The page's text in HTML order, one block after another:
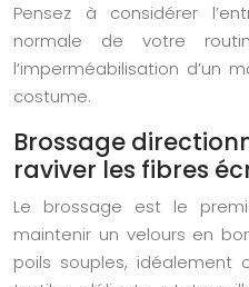
Pensez à considérer
normale de votre
l’imperméabilisation d’un
costume.
Brossage
raviver les fibres
Le brossage est le
maintenir un velours en
poils souples,